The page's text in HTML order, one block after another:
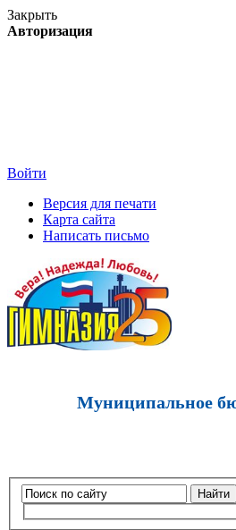
Закрыть
Авторизация
Войти
Версия для печати
Карта сайта
Написать письмо
Муниципальное
Найти